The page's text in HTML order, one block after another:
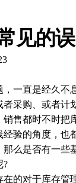
见的
直是经久不
者采购、或者计
销售都时不时把
经验的角度，也
么是否有一些
?
对于库存管